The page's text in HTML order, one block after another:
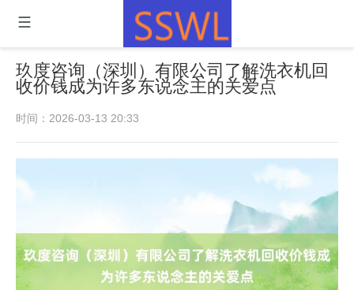
玖度咨询（深圳）有限公司了解洗衣机回
收价钱成为许多东说念主的关爱点
时间：2026-03-13 20:33